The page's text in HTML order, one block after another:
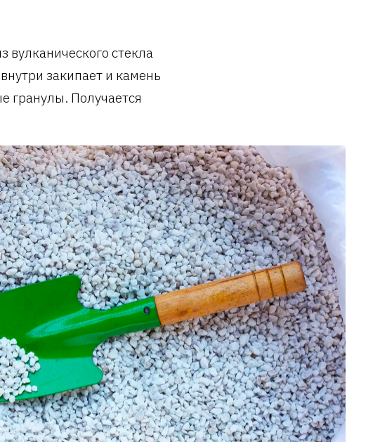
вулканического стекла
закипает и камень
гранулы. Получается